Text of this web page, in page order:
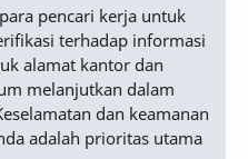
pencari kerja untuk
terhadap informasi
alamat kantor dan
melanjutkan dalam
dan keamanan
adalah prioritas utama